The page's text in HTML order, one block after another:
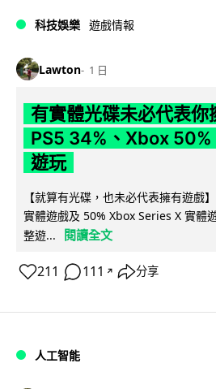
科技娛樂 遊戲情報
Lawton 1 日
有實體光碟未必代表你
PS5 34%、Xbox 50%
遊玩
【就算有光碟，也未必代表擁有遊戲
實體遊戲及 50% Xbox Series X 實體
整遊...
閱讀全文
211 111 ↗ 分享
人工智能